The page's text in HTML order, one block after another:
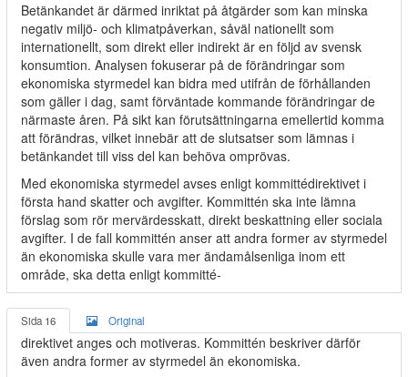
Betänkandet är därmed inriktat på åtgärder som kan minska
negativ miljö- och klimatpåverkan, såväl nationellt som
internationellt, som direkt eller indirekt är en följd av svensk
konsumtion. Analysen fokuserar på de förändringar som
ekonomiska styrmedel kan bidra med utifrån de förhållanden
som gäller i dag, samt förväntade kommande förändringar de
närmaste åren. På sikt kan förutsättningarna emellertid komma
att förändras, vilket innebär att de slutsatser som lämnas i
betänkandet till viss del kan behöva omprövas.
Med ekonomiska styrmedel avses enligt kommittédirektivet i
första hand skatter och avgifter. Kommittén ska inte lämna
förslag som rör mervärdesskatt, direkt beskattning eller sociala
avgifter. I de fall kommittén anser att andra former av styrmedel
än ekonomiska skulle vara mer ändamålsenliga inom ett
område, ska detta enligt kommitté-
Sida 16 Original
direktivet anges och motiveras. Kommittén beskriver därför
även andra former av styrmedel än ekonomiska.